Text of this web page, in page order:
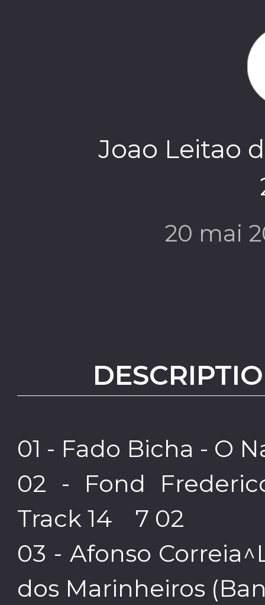
Joao Leitao
20 mai
01 - Fado Bicha - O
02 - Fond
Track 14 7 02
03 - Afonso
dos Marinheiros